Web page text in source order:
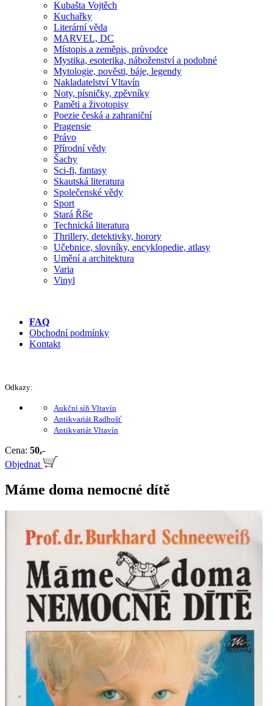
Kubašta Vojtěch
Kuchařky
Literární věda
MARVEL, DC
Místopis a zeměpis, průvodce
Mystika, esoterika, náboženství a podobné
Mytologie, pověsti, báje, legendy
Nakladatelství Vltavín
Noty, písničky, zpěvníky
Paměti a životopisy
Poezie česká a zahraniční
Pragensie
Právo
Přírodní vědy
Šachy
Sci-fi, fantasy
Skautská literatura
Společenské vědy
Sport
Stará Říše
Technická literatura
Thrillery, detektivky, horory
Učebnice, slovníky, encyklopedie, atlasy
Umění a architektura
Varia
Vinyl
FAQ
Obchodní podmínky
Kontakt
Odkazy:
Aukční síň Vltavín
Antikvariát Radhošť
Antikvariát Vltavín
Cena: 50,-
Objednat
Máme doma nemocné dítě